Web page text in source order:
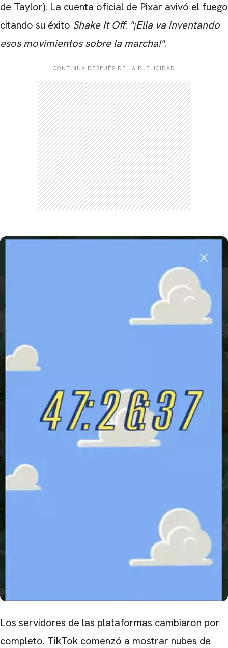
de Taylor). La cuenta oficial de Pixar avivó el fuego
citando su éxito Shake It Off: "¡Ella va inventando
esos movimientos sobre la marcha!".
CONTINÚA DESPUÉS DE LA PUBLICIDAD
Los servidores de las plataformas cambiaron por
completo. TikTok comenzó a mostrar nubes de
CARREGANDO PUBLICIDADE